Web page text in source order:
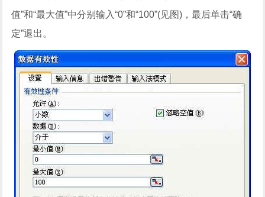
值”和“最大值”中分别输入“0”和“100”(见图)，最后单击“确
定”退出。